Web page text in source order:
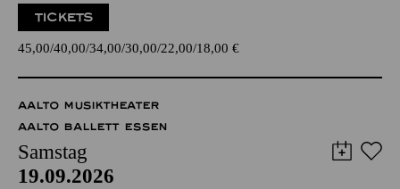
TICKETS
45,00 40,00 34,00 30,00 22,00 18,00 €
AALTO MUSIKTHEATER
AALTO BALLETT ESSEN
Samstag
19.09.2026